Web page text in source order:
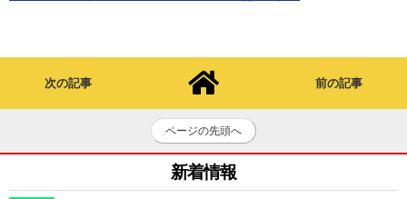
次の記事 前の記事
ページの先頭へ
新着情報